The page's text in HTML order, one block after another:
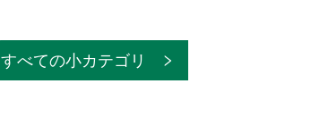
すべての小カテゴリ